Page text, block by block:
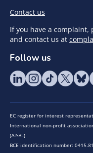
Contact us
If you have a complaint,
and contact us at
Follow us
EC register for interest
International non-profit
(AISBL)
BCE identification number: